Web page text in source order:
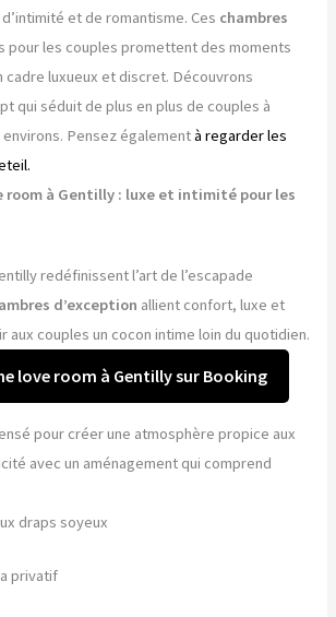
et de romantisme. Ces chambres
pour les couples promettent des moments
cadre luxueux et discret. Découvrons
qui séduit de plus en plus de couples à
environs. Pensez égalementà regarder les
room à Gentilly : luxe et intimité pour les
redéfinissent l’art de l’escapade
d’exception allient confort, luxe et
aux couples un cocon intime loin du quotidien.
love room à Gentilly sur Booking
pour créer une atmosphère propice aux
avec un aménagement qui comprend
draps soyeux
privatif